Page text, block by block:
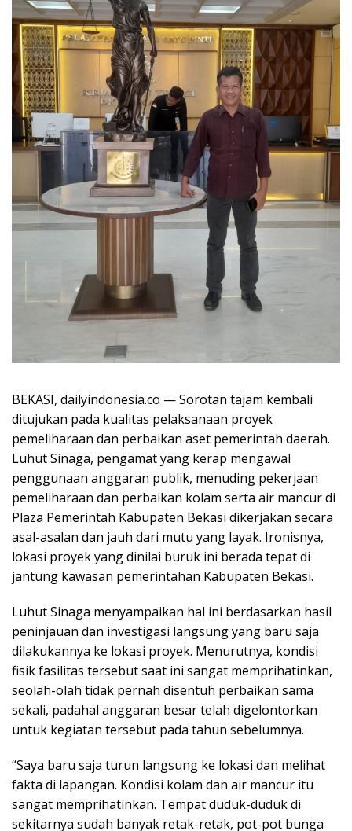
BEKASI, dailyindonesia.co — Sorotan tajam kembali
ditujukan pada kualitas pelaksanaan proyek
pemeliharaan dan perbaikan aset pemerintah daerah.
Luhut Sinaga, pengamat yang kerap mengawal
penggunaan anggaran publik, menuding pekerjaan
pemeliharaan dan perbaikan kolam serta air mancur di
Plaza Pemerintah Kabupaten Bekasi dikerjakan secara
asal-asalan dan jauh dari mutu yang layak. Ironisnya,
lokasi proyek yang dinilai buruk ini berada tepat di
jantung kawasan pemerintahan Kabupaten Bekasi.
Luhut Sinaga menyampaikan hal ini berdasarkan hasil
peninjauan dan investigasi langsung yang baru saja
dilakukannya ke lokasi proyek. Menurutnya, kondisi
fisik fasilitas tersebut saat ini sangat memprihatinkan,
seolah-olah tidak pernah disentuh perbaikan sama
sekali, padahal anggaran besar telah digelontorkan
untuk kegiatan tersebut pada tahun sebelumnya.
“Saya baru saja turun langsung ke lokasi dan melihat
fakta di lapangan. Kondisi kolam dan air mancur itu
sangat memprihatinkan. Tempat duduk-duduk di
sekitarnya sudah banyak retak-retak, pot-pot bunga